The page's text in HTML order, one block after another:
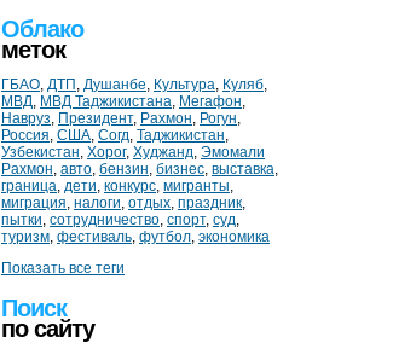
Облако
меток
ГБАО, ДТП , Душанбе, Культура, Куляб,
МВД, МВД Таджикистана, Мегафон,
Навруз, Президент, Рахмон, Рогун,
Россия, США, Согд, Таджикистан,
Узбекистан, Хорог, Худжанд, Эмомали
Рахмон, авто, бензин, бизнес, выставка,
граница, дети, конкурс, мигранты,
миграция, налоги, отдых, праздник,
пытки, сотрудничество, спорт, суд,
туризм, фестиваль, футбол, экономика
Показать все теги
Поиск
по сайту